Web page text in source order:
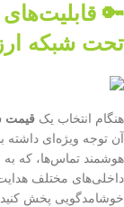
🔑
تحت شبکه
هنگام انتخاب یک قیمت
آن توجه ویژه‌ای داشته
هوشمند تماس‌ها، که
داخلی‌های مختلف
خوشامدگویی پخش کنید